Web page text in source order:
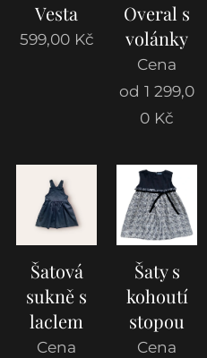
Vesta
599,00Kč
Overal s
volánky
Cena
od 1 299,0
0 Kč
Šatová
sukně s
laclem
Cena
Šaty s
kohoutí
stopou
Cena